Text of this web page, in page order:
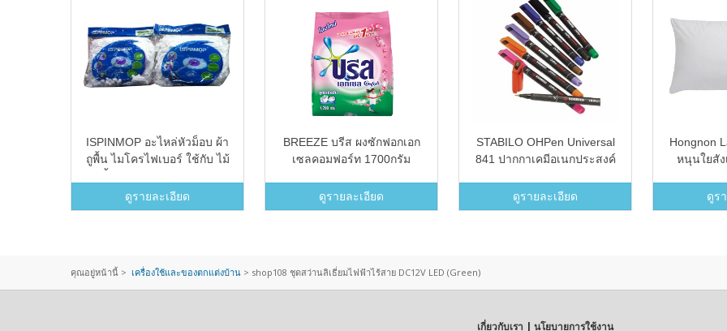
ISPINMOP อะไหล่หัวม็อบ ผ้า
ถูพื้น ไมโครไฟเบอร์ ใช้กับ ไม้
ชิ้น)
ดูรายละเอียด
BREEZE บรีส ผงซักฟอกเอก
เซลคอมฟอร์ท 1700กรัม
ดูรายละเอียด
STABILO OHPen Universal
841 ปากกาเคมีอเนกประสงค์
สี (Black, Blue, Red, Green)
ดูรายละเอียด
Hongnon
หนุนใยสัง
ดูร
คุณอยู่หน้านี้ > เครื่องใช้และของตกแต่งบ้าน > shop108 ชุดสว่านลิเธี่ยมไฟฟ้าไร้สาย DC12V LED (Green)
เกี่ยวกับเรา | นโยบายการใช้งาน